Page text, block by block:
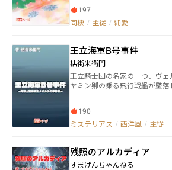
付き、その国を久しき繁栄に導
七国中が探し求めていた。 人界に生きる男子高校
生・黒瀬真宵（くろせまよい）
（たては）に見出され、緑蟲間
追撃を逃れて華界へ転移する。 何も知らず育った真
宵は人界へ帰りたいと願うが
上位たる玄天（げんてん）へ
ばならない。 七国から求められ、狙われ、攫（さ
帰ることができるのか。 七色の国を舞台に、真宵の
冒険が今、始まる――
心から願うものの、現実には困
つつ下僕で居続けられるよう努
級生が現れた。 「I SAW THEE WEEP.」ーHEBREW M
ELODIES.より
197
同棲 / 主従 / 純愛
王立海軍B号事件
枯街米衛門
王立騎士団の名家の一つ、ヴ
ヤミン卿の乗る飛行戦艦が墜落
ャン・バルデ候補生が調査に乗
ナと調査を進めるうちに、ジャ
190
ミステリアス / 西洋風 / 主従
残照のアルカディア
すまげんちゃんねる